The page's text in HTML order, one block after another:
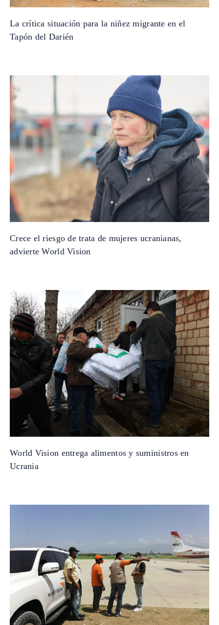
La crítica situación para la niñez migrante en el
Tapón del Darién
Crece el riesgo de trata de mujeres ucranianas,
advierte World Vision
World Vision entrega alimentos y suministros en
Ucrania